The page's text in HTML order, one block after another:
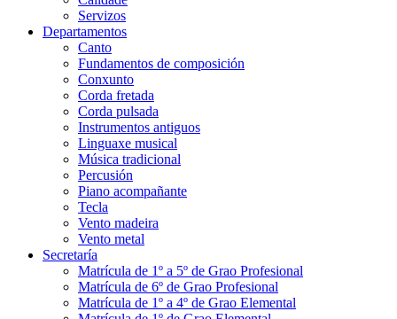
Servizos
Departamentos
Canto
Fundamentos de composición
Conxunto
Corda fretada
Corda pulsada
Instrumentos antiguos
Linguaxe musical
Música tradicional
Percusión
Piano acompañante
Tecla
Vento madeira
Vento metal
Secretaría
Matrícula de 1º a 5º de Grao Profesional
Matrícula de 6º de Grao Profesional
Matrícula de 1º a 4º de Grao Elemental